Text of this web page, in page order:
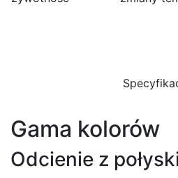
Gama kolorów
Odcienie z